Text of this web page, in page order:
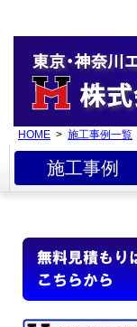
HOME > 施工事例一覧
施工事例